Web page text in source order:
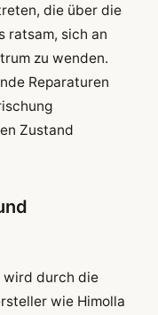
die über die
ratsam, sich an
zu wenden.
Reparaturen
Zustand
wird durch die
wie Himolla